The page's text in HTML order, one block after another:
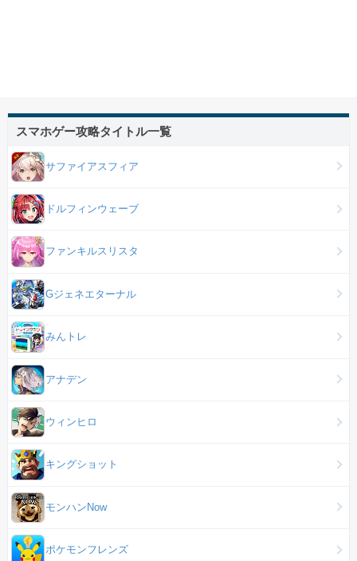
スマホゲー攻略タイトル一覧
サファイアスフィア
ドルフィンウェーブ
ファンキルスリスタ
Gジェネエターナル
みんトレ
アナデン
ウィンヒロ
キングショット
モンハンNow
ポケモンフレンズ